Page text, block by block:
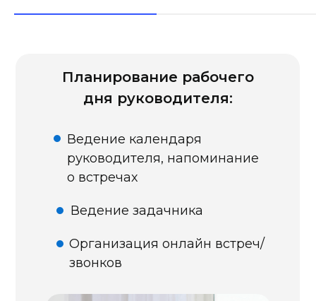
Планирование рабочего
дня руководителя:
Ведение календаря
руководителя, напоминание
о встречах
Ведение задачника
Организация онлайн встреч/
звонков